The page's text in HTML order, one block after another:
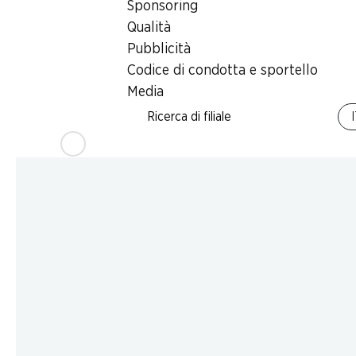
Sponsoring
Qualità
Pubblicità
Codice di condotta e sportello
Media
Ricerca di filiale